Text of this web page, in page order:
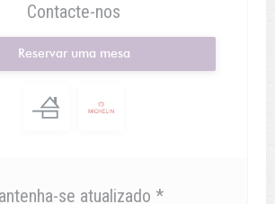
Contacte-nos
Reservar uma mesa
se atualizado *